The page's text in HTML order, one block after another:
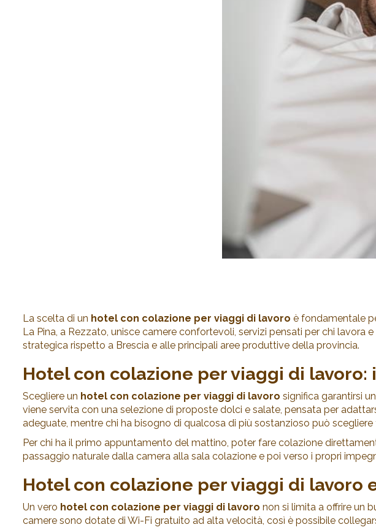
La scelta di un hotel con colazione per viaggi di lavoro è fondamentale
La Pina, a Rezzato, unisce camere confortevoli, servizi pensati per chi
strategica rispetto a Brescia e alle principali aree produttive della provincia.
Hotel con colazione per viaggi di
Scegliere un hotel con colazione per viaggi di lavoro significa garantirsi
viene servita con una selezione di proposte dolci e salate, pensata per
adeguate, mentre chi ha bisogno di qualcosa di più sostanzioso può scegliere
Per chi ha il primo appuntamento del mattino, poter fare colazione
passaggio naturale dalla camera alla sala colazione e poi verso i propri
Hotel con colazione per viaggi di lavoro
Un vero hotel con colazione per viaggi di lavoro non si limita a offrire un
camere sono dotate di Wi-Fi gratuito ad alta velocità, così è possibile